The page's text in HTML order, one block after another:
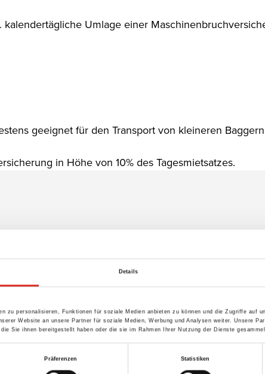
Details
zu personalisieren, Funktionen für soziale Medien anbieten zu können und die Zugriffe auf
Website an unsere Partner für soziale Medien, Werbung und Analysen weiter. Unsere
Sie ihnen bereitgestellt haben oder die sie im Rahmen Ihrer Nutzung der Dienste
Präferenzen Statistiken
Umlage einer
geeignet für den Transport von kleineren
in Höhe von 10% des Tagesmietsatzes.